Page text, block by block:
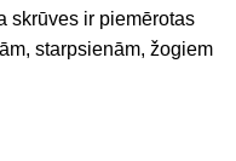
skrūves ir piemērotas
starpsienām, žogiem